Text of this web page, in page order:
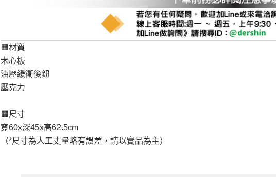
🟧材質
木心板
油壓緩衝後鈕
壓克力
🟧尺寸
寬60x深45x高62.5cm
（*尺寸為人工丈量略有誤差，請以實品為主）
。
本司貨車運送如因路況不佳、天候惡劣、過於偏遠之山區內等，或收
本公司除了盡最大努力完成配送外，視狀況保有出貨的權利。
保護物流人員的工作安全，賣家無提供吊掛服務，若需以吊車或其他
因大型傢俱有組裝、配送的問題，並非一般快速到貨商品，無法指定
如遇自然災害、政府宣布之災害警報等不可抗力情事，而危及運送人
務。
百貨公司配送暫無法配合開店前、閉店後時段，並送至百貨公司卸貨
如欲放置營業場所及公開場合之商品則無享有商品一年保固之
▪️訂單成立時請儘速於三日內完成付款，交易恕不殺價，商品均已最
▪️三日內若未接獲您的匯款或轉帳通知，商品將不予保留(訂單自動取